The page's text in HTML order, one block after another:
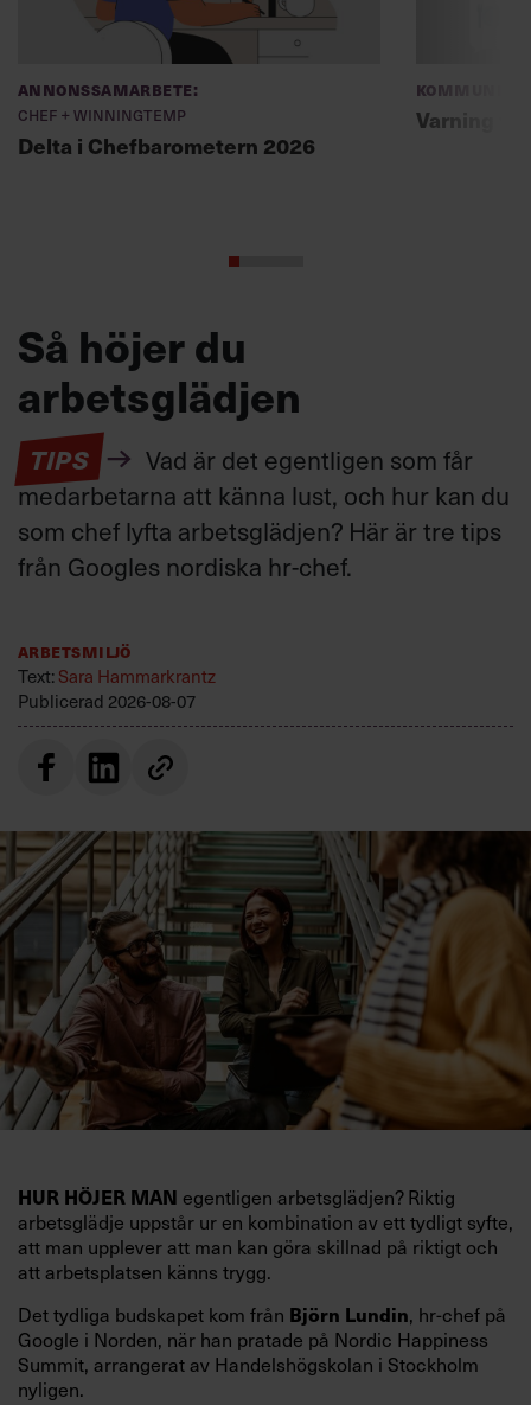
Annonssamarbete:
Chef + Winningtemp
Delta i Chefbarometern 2026
Varning
Så höjer du
arbetsglädjen
TIPS
Vad är det egentligen som får
medarbetarna att känna lust, och hur kan du
som chef lyfta arbetsglädjen? Här är tre tips
från Googles nordiska hr-chef.
Arbetsmiljö
Text:Sara Hammarkrantz
Publicerad 2026-08-07
HUR HÖJER MAN egentligen arbetsglädjen? Riktig
arbetsglädje uppstår ur en kombination av ett tydligt syfte,
att man upplever att man kan göra skillnad på riktigt och
att arbetsplatsen känns trygg.
Det tydliga budskapet kom från Björn Lundin, hr-chef på
Google i Norden, när han pratade på Nordic Happiness
Summit, arrangerat av Handelshögskolan i Stockholm
nyligen.